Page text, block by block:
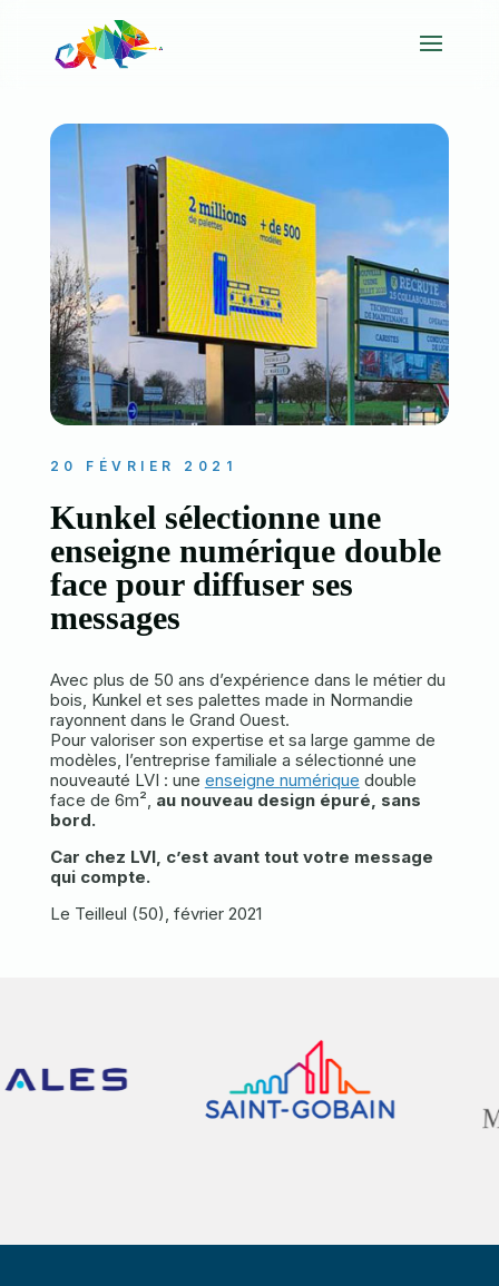
20 FÉVRIER 2021
Kunkel sélectionne une
enseigne numérique double
face pour diffuser ses
messages
Avec plus de 50 ans d’expérience dans le métier du
bois, Kunkel et ses palettes made in Normandie
rayonnent dans le Grand Ouest.
Pour valoriser son expertise et sa large gamme de
modèles, l’entreprise familiale a sélectionné une
nouveauté LVI : une enseigne numérique double
face de 6m², au nouveau design épuré, sans
bord.
Car chez LVI, c’est avant tout votre message
qui compte.
Le Teilleul (50), février 2021